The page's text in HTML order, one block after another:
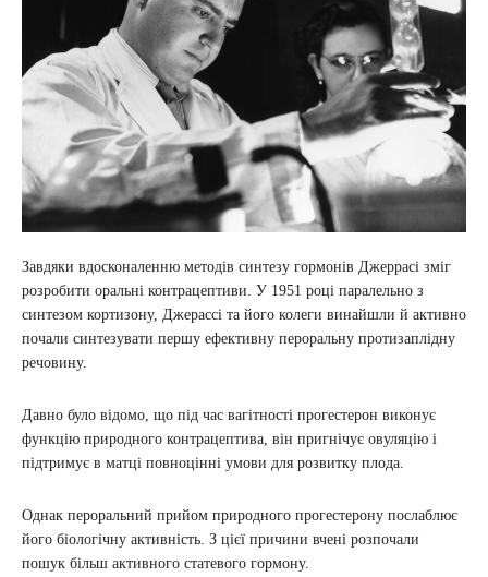
Завдяки вдосконаленню методів синтезу гормонів Джеррасі зміг
розробити оральні контрацептиви. У 1951 році паралельно з
синтезом кортизону, Джерассі та його колеги винайшли й активно
почали синтезувати першу ефективну пероральну протизаплідну
речовину.
Давно було відомо, що під час вагітності прогестерон виконує
функцію природного контрацептива, він пригнічує овуляцію і
підтримує в матці повноцінні умови для розвитку плода.
Однак пероральний прийом природного прогестерону послаблює
його біологічну активність. З цієї причини вчені розпочали
пошук більш активного статевого гормону.